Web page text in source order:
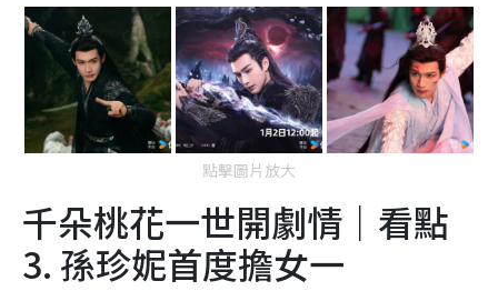
點擊圖片放大
千朵桃花一世開劇情｜看點
3. 孫珍妮首度擔女一